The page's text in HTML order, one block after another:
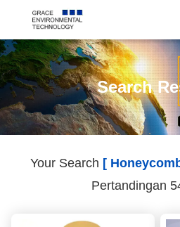
Search
Your Search [
Pertandingan